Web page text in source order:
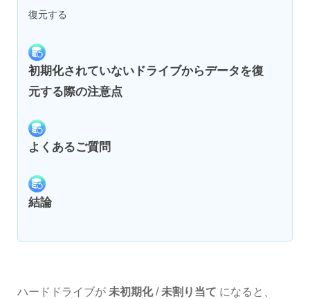
復元する
初期化されていないドライブからデータを復
元する際の注意点
よくあるご質問
結論
ハードドライブが 未初期化/ 未割り当て になると、